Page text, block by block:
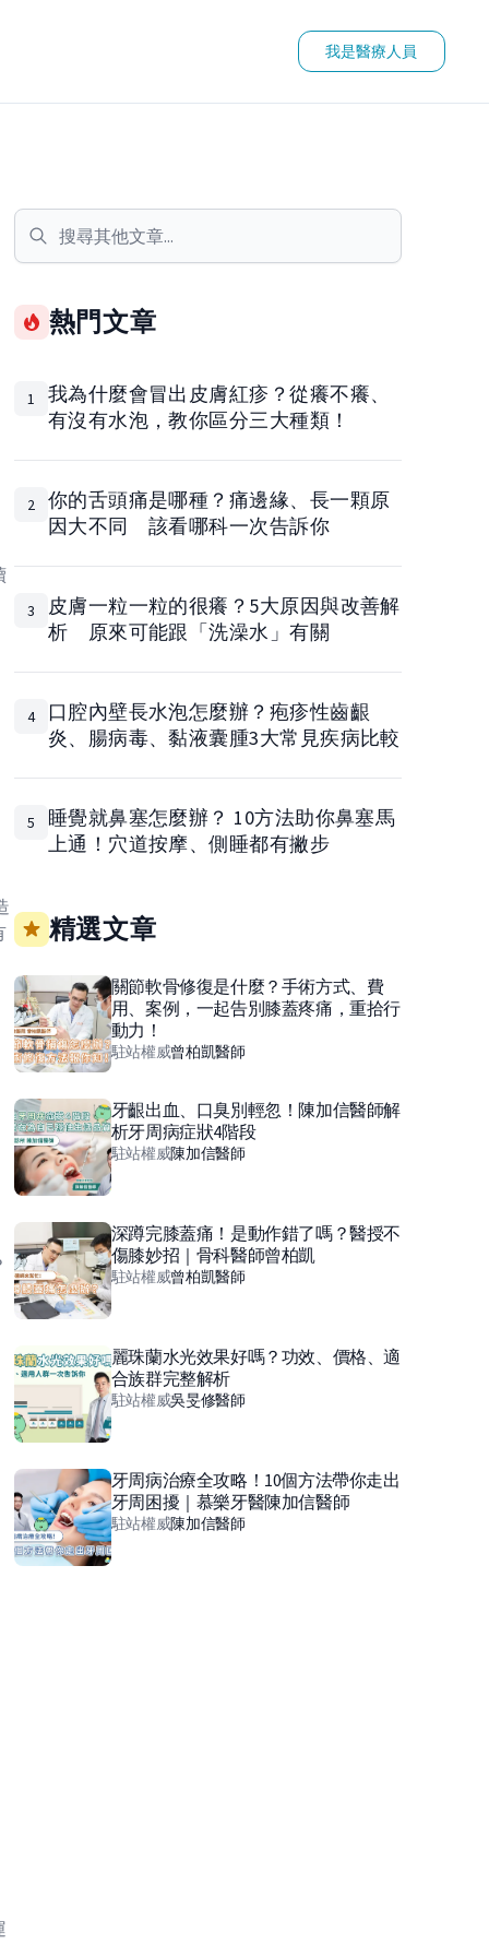
我是醫療人員
熱門文章
1
我為什麼會冒出皮膚紅疹？從癢不癢、
有沒有水泡，教你區分三大種類！
2
你的舌頭痛是哪種？痛邊緣、長一顆原
因大不同 該看哪科一次告訴你
3
皮膚一粒一粒的很癢？5大原因與改善解
析 原來可能跟「洗澡水」有關
4
口腔內壁長水泡怎麼辦？疱疹性齒齦
炎、腸病毒、黏液囊腫3大常見疾病比較
5
睡覺就鼻塞怎麼辦？ 10方法助你鼻塞馬
上通！穴道按摩、側睡都有撇步
精選文章
關節軟骨修復是什麼？手術方式、費
用、案例，一起告別膝蓋疼痛，重拾行
動力！
駐站權威曾柏凱醫師
牙齦出血、口臭別輕忽！陳加信醫師解
析牙周病症狀4階段
駐站權威陳加信醫師
深蹲完膝蓋痛！是動作錯了嗎？醫授不
傷膝妙招｜骨科醫師曾柏凱
駐站權威曾柏凱醫師
麗珠蘭水光效果好嗎？功效、價格、適
合族群完整解析
駐站權威吳旻修醫師
牙周病治療全攻略！10個方法帶你走出
牙周困擾｜慕樂牙醫陳加信醫師
駐站權威陳加信醫師